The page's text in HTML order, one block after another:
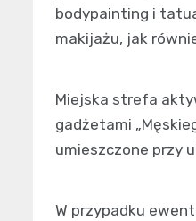
bodypainting i
makijażu, jak
Miejska strefa
gadżetami
umieszczone przy
W przypadku